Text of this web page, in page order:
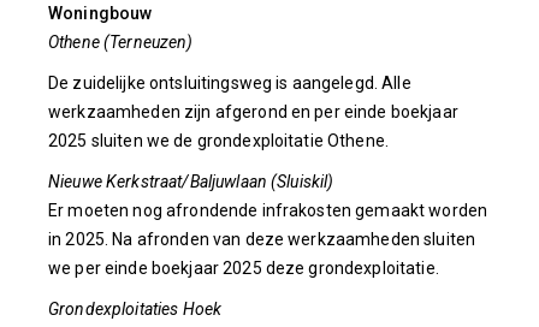
Woningbouw
Othene (Terneuzen)
De zuidelijke ontsluitingsweg is aangelegd. Alle
werkzaamheden zijn afgerond en per einde boekjaar
2025 sluiten we de grondexploitatie Othene.
Nieuwe Kerkstraat/Baljuwlaan (Sluiskil)
Er moeten nog afrondende infrakosten gemaakt worden
in 2025. Na afronden van deze werkzaamheden sluiten
we per einde boekjaar 2025 deze grondexploitatie.
Grondexploitaties Hoek